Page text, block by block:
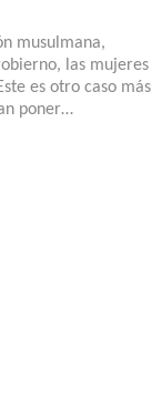
musulmana,
las mujeres
es otro caso más
poner…